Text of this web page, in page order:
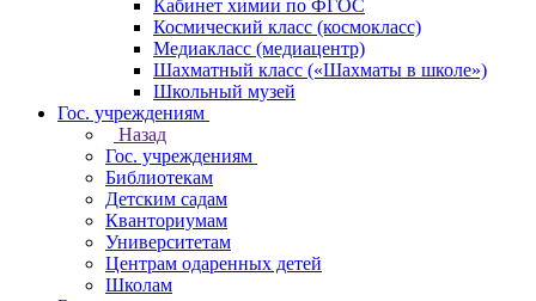
Кабинет химии по ФГОС
Космический класс (космокласс)
Медиакласс (медиацентр)
Шахматный класс («Шахматы в школе»)
Школьный музей
Гос. учреждениям
Назад
Гос. учреждениям
Библиотекам
Детским садам
Кванториумам
Университетам
Центрам одаренных детей
Школам